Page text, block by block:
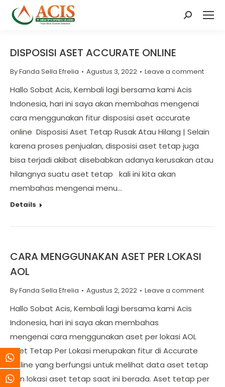
Search:
DISPOSISI ASET ACCURATE ONLINE
ByFanda Sella Efrelia Agustus 3, 2022 Leave a comment
Hallo Sobat Acis, Kembali lagi bersama kami Acis
Indonesia, hari ini saya akan membahas mengenai
cara menggunakan fitur disposisi aset accurate
online Disposisi Aset Tetap Rusak Atau Hilang | Selain
karena proses penjualan, disposisi aset tetap juga
bisa terjadi akibat disebabkan adanya kerusakan atau
hilangnya suatu aset tetap kali ini kita akan
membahas mengenai menu…
Details
CARA MENGGUNAKAN ASET PER LOKASI
AOL
ByFanda Sella Efrelia Agustus 2, 2022 Leave a comment
Hallo Sobat Acis, Kembali lagi bersama kami Acis
Indonesia, hari ini saya akan membahas
mengenai cara menggunakan aset per lokasi AOL
Aset Tetap Per Lokasi merupakan fitur di Accurate
Online yang berfungsi untuk melihat data aset tetap
dan lokasi aset tetap saat ini berada. Aset tetap per